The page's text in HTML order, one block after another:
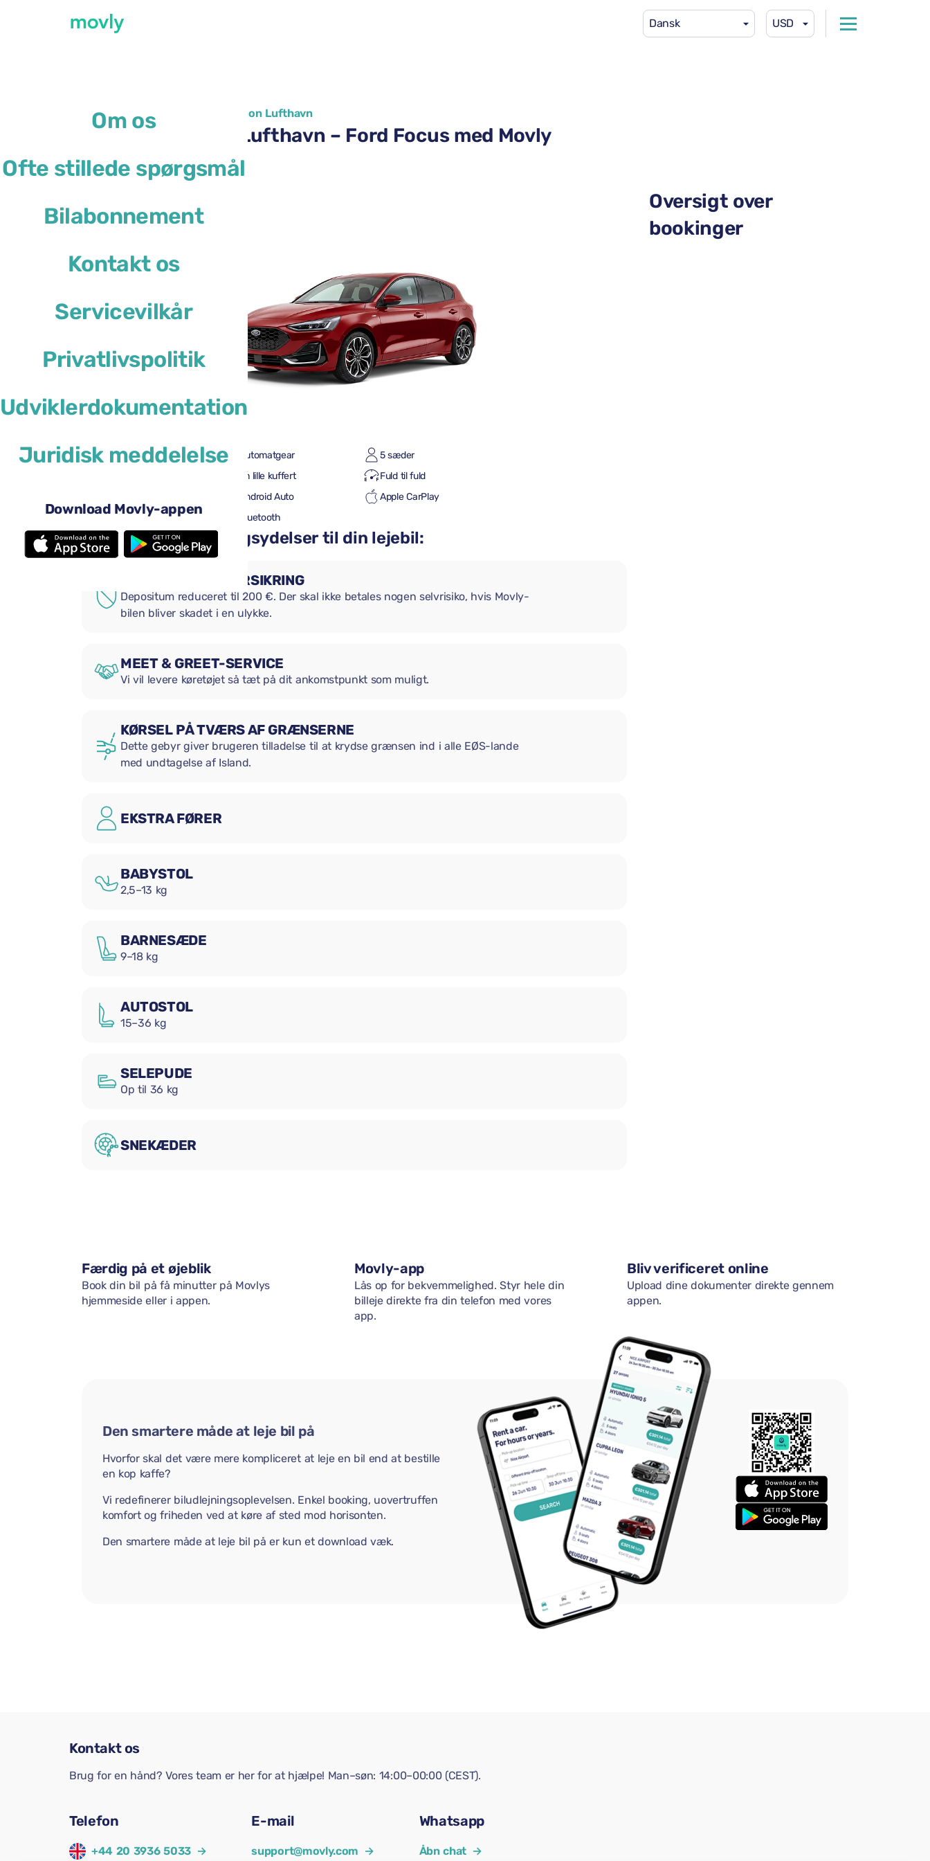
Dansk USD
Om os
Ofte stillede spørgsmål
Bilabonnement
Kontakt os
Servicevilkår
Privatlivspolitik
Udviklerdokumentation
Juridisk meddelelse
Download Movly-appen
←Alle tilgængelige biler i Lissabon Lufthavn
Billeje i Lissabon Lufthavn – Ford Focus med Movly
eller lignende
4 døre Automatgear
5 sæder
En lille kuffert
Fuld til fuld
Android Auto
Apple CarPlay
Bakkamera
Bluetooth
Tilføj praktiske tillægsydelser til din lejebil:
SUPPLERENDE FORSIKRING
Depositum reduceret til 200 €. Der skal ikke betales nogen selvrisiko, hvis Movly-
bilen bliver skadet i en ulykke.
MEET & GREET-SERVICE
Vi vil levere køretøjet så tæt på dit ankomstpunkt som muligt.
KØRSEL PÅ TVÆRS AF GRÆNSERNE
Dette gebyr giver brugeren tilladelse til at krydse grænsen ind i alle EØS-lande
med undtagelse af Island.
EKSTRA FØRER
BABYSTOL
2,5–13 kg
BARNESÆDE
9–18 kg
AUTOSTOL
15–36 kg
SELEPUDE
Op til 36 kg
SNEKÆDER
Oversigt over
bookinger
Færdig på et øjeblik
Book din bil på få minutter på Movlys
hjemmeside eller i appen.
Movly-app
Lås op for bekvemmelighed. Styr hele din
billeje direkte fra din telefon med vores
app.
Bliv verificeret online
Upload dine dokumenter direkte gennem
appen.
Den smartere måde at leje bil på
Hvorfor skal det være mere kompliceret at leje en bil end at bestille
en kop kaffe?
Vi redefinerer biludlejningsoplevelsen. Enkel booking, uovertruffen
komfort og friheden ved at køre af sted mod horisonten.
Den smartere måde at leje bil på er kun et download væk.
Kontakt os
Brug for en hånd? Vores team er her for at hjælpe! Man–søn: 14:00–00:00 (CEST).
Telefon
+44 20 3936 5033 →
E-mail
support@movly.com →
Whatsapp
Åbn chat →